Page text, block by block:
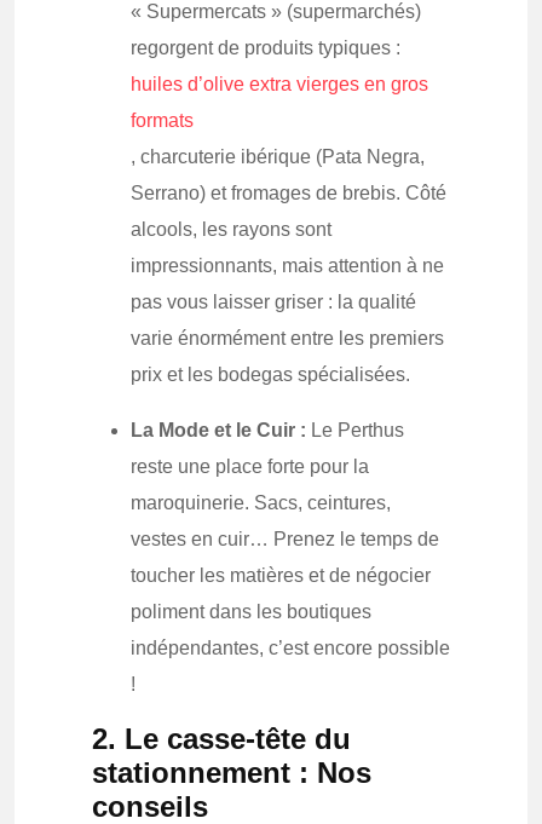
« Supermercats » (supermarchés)
regorgent de produits typiques :
huiles d’olive extra vierges en gros
formats
, charcuterie ibérique (Pata Negra,
Serrano) et fromages de brebis. Côté
alcools, les rayons sont
impressionnants, mais attention à ne
pas vous laisser griser : la qualité
varie énormément entre les premiers
prix et les bodegas spécialisées.
La Mode et le Cuir : Le Perthus
reste une place forte pour la
maroquinerie. Sacs, ceintures,
vestes en cuir… Prenez le temps de
toucher les matières et de négocier
poliment dans les boutiques
indépendantes, c’est encore possible
!
2. Le casse-tête du
stationnement : Nos
conseils